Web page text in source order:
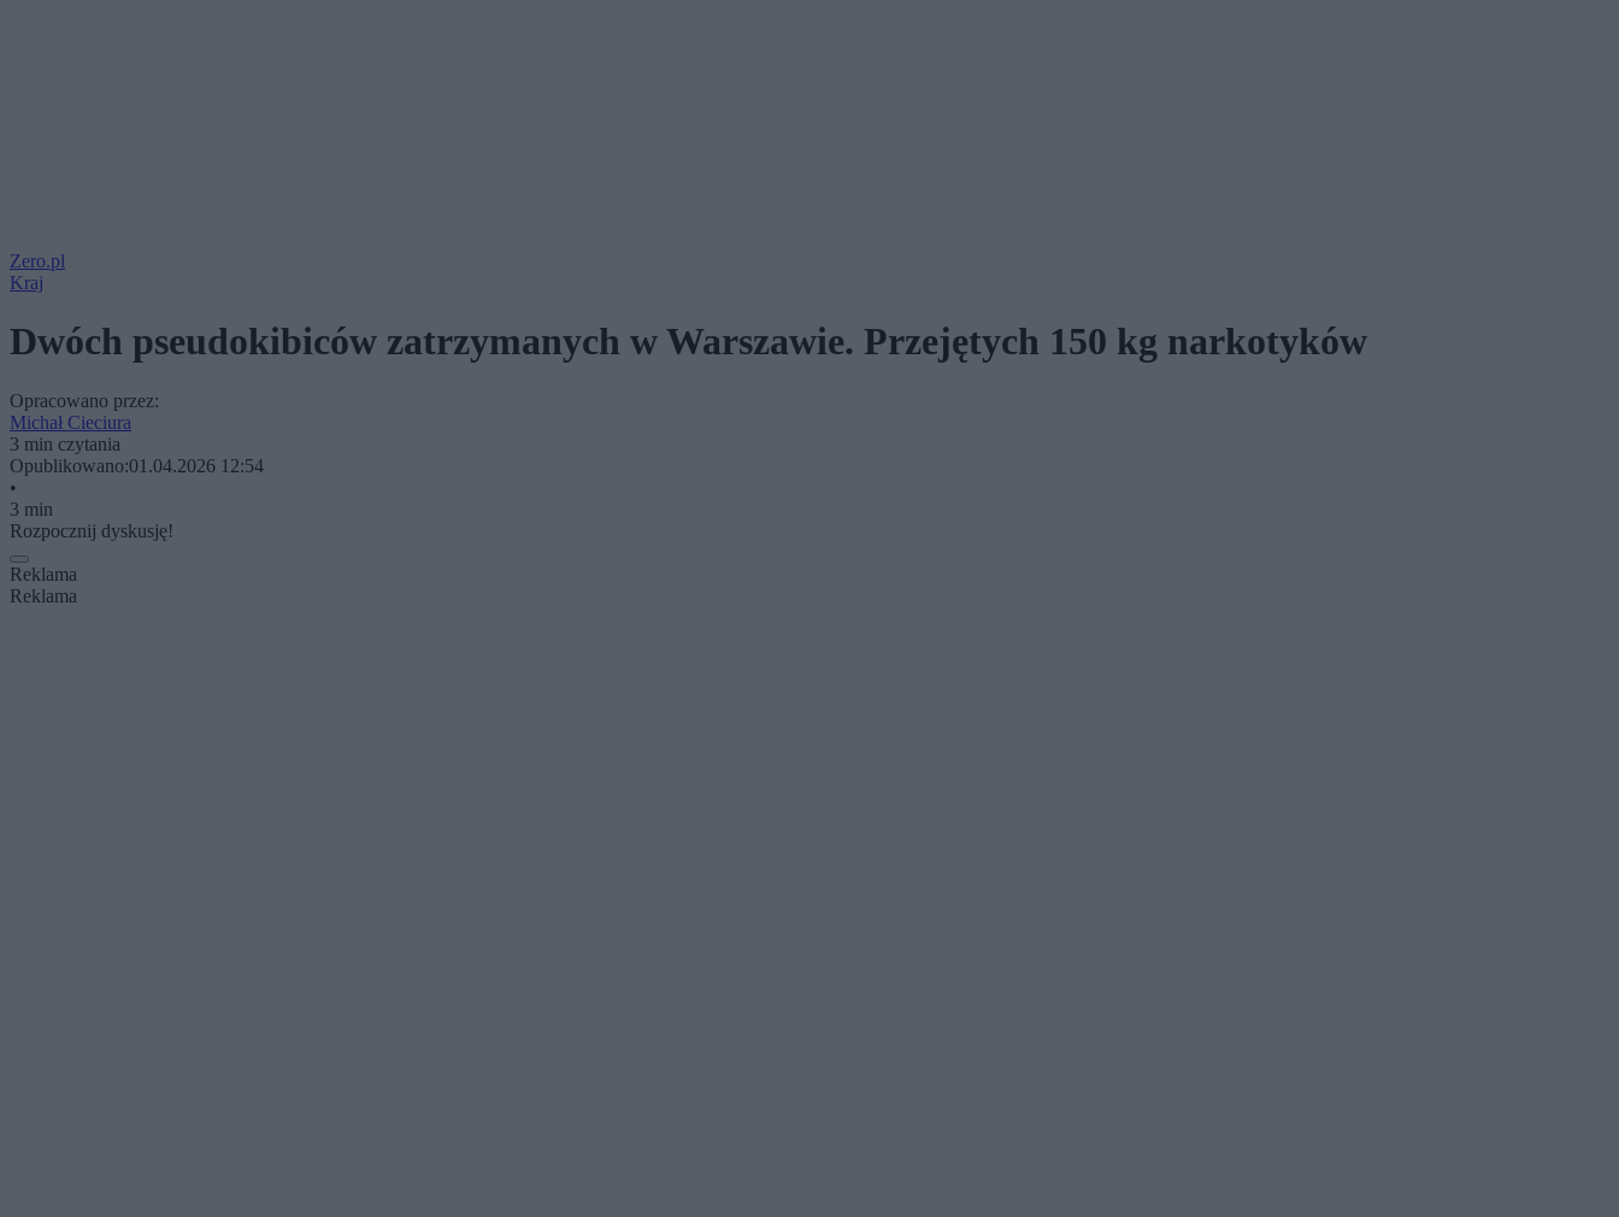
Zero.pl
Kraj
Dwóch pseudokibiców zatrzymanych w Warszawie. Przejętych 150 kg narkotyków
Opracowano przez:
Michał Cieciura
3 min czytania
Opublikowano:01.04.2026 12:54
•
3 min
Rozpocznij dyskusję!
Reklama
Reklama